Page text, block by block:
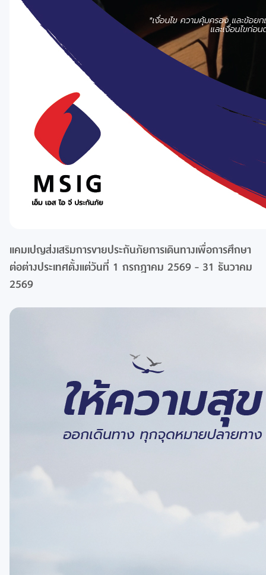
แคมเปญส่งเสริมการขายประกันภัยการเดินทางเพื่อการศึกษา
ต่อต่างประเทศตั้งแต่วันที่ 1 กรกฎาคม 2569 - 31 ธันวาคม
2569